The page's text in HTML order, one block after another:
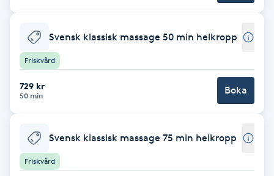
Barnklippning
BIAB
Bottenfärg
Svensk klassisk massage 50 min helkropp
Friskvård
729 kr
50 min Boka
Svensk klassisk massage 75 min helkropp
Friskvård